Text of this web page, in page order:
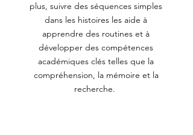
plus, suivre des séquences simples
dans les histoires les aide à
apprendre des routines et à
développer des compétences
académiques clés telles que la
compréhension, la mémoire et la
recherche.